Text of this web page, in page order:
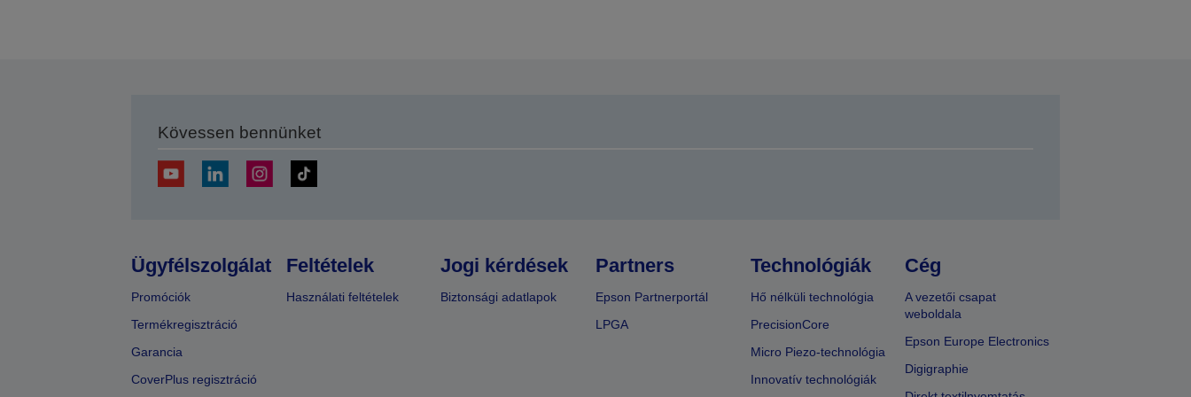
Kövessen bennünket
Ügyfélszolgálat
Promóciók
Termékregisztráció
Garancia
CoverPlus regisztráció
Feltételek
Használati feltételek
Jogi kérdések
Biztonsági adatlapok
Partners
Epson Partnerportál
LPGA
Technológiák
Hő nélküli technológia
PrecisionCore
Micro Piezo-technológia
Innovatív technológiák
Cég
A vezetői csapat
weboldala
Epson Europe Electronics
Digigraphie